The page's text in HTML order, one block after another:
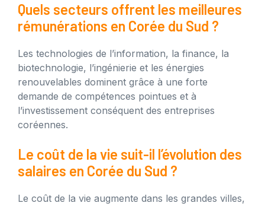
Quels secteurs offrent les meilleures
rémunérations en Corée du Sud ?
Les technologies de l’information, la finance, la
biotechnologie, l’ingénierie et les énergies
renouvelables dominent grâce à une forte
demande de compétences pointues et à
l’investissement conséquent des entreprises
coréennes.
Le coût de la vie suit-il l’évolution des
salaires en Corée du Sud ?
Le coût de la vie augmente dans les grandes villes,